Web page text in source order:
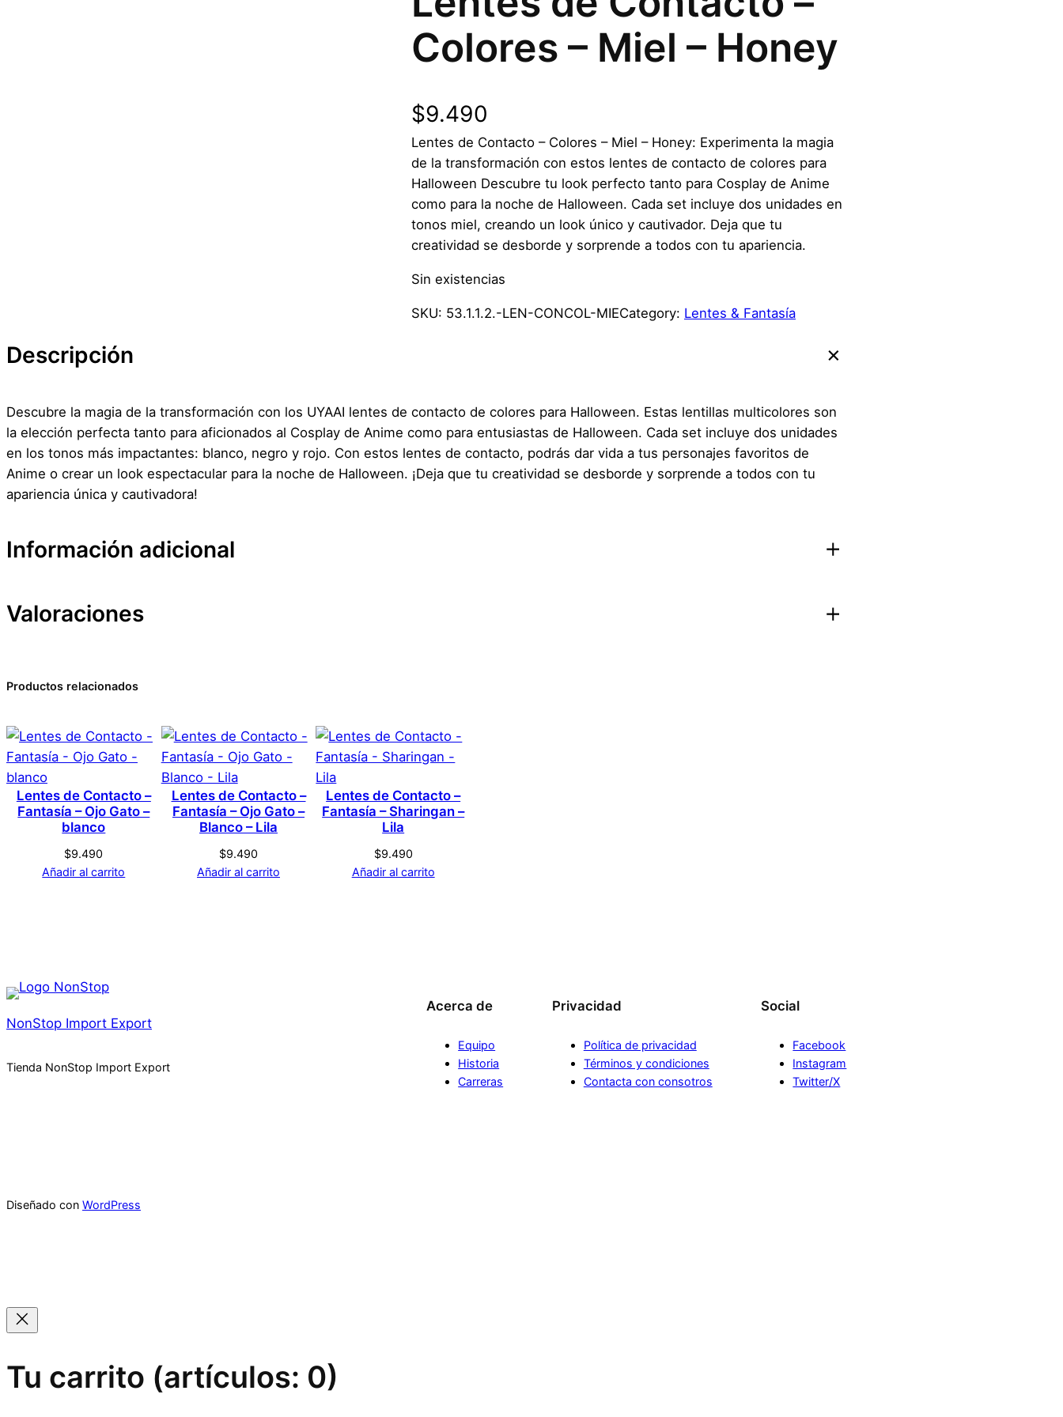
Colores – Miel – Honey
$9.490
Lentes de Contacto – Colores – Miel – Honey: Experimenta la magia
de la transformación con estos lentes de contacto de colores para
Halloween Descubre tu look perfecto tanto para Cosplay de Anime
como para la noche de Halloween. Cada set incluye dos unidades en
tonos miel, creando un look único y cautivador. Deja que tu
creatividad se desborde y sorprende a todos con tu apariencia.
Sin existencias
SKU: 53.1.1.2.-LEN-CONCOL-MIECategory: Lentes & Fantasía
Descripción
Descubre la magia de la transformación con los UYAAI lentes de contacto de colores para Halloween. Estas lentillas multicolores son
la elección perfecta tanto para aficionados al Cosplay de Anime como para entusiastas de Halloween. Cada set incluye dos unidades
en los tonos más impactantes: blanco, negro y rojo. Con estos lentes de contacto, podrás dar vida a tus personajes favoritos de
Anime o crear un look espectacular para la noche de Halloween. ¡Deja que tu creatividad se desborde y sorprende a todos con tu
apariencia única y cautivadora!
Información adicional
Atributos Valor
Color Cafe
Tamaño S
Valoraciones
0 valoraciones en Lentes de Contacto – Colores – Miel –
Honey
No hay valoraciones aún. Solo los usuarios registrados que hayan comprado este producto pueden hacer una valoración.
Productos relacionados
Lentes de Contacto –
Fantasía – Ojo Gato –
blanco
$9.490
Añadir al carrito
Lentes de Contacto –
Fantasía – Ojo Gato –
Blanco – Lila
$9.490
Añadir al carrito
Lentes de Contacto –
Fantasía – Sharingan –
Lila
$9.490
Añadir al carrito
NonStop Import Export
Tienda NonStop Import Export
Acerca de
Equipo
Historia
Carreras
Privacidad
Política de privacidad
Términos y condiciones
Contacta con consotros
Social
Facebook
Instagram
Twitter/X
Diseñado con WordPress
Tu carrito (artículos: 0)